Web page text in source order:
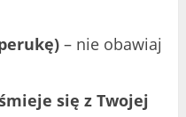
– nie obawiaj
się z Twojej